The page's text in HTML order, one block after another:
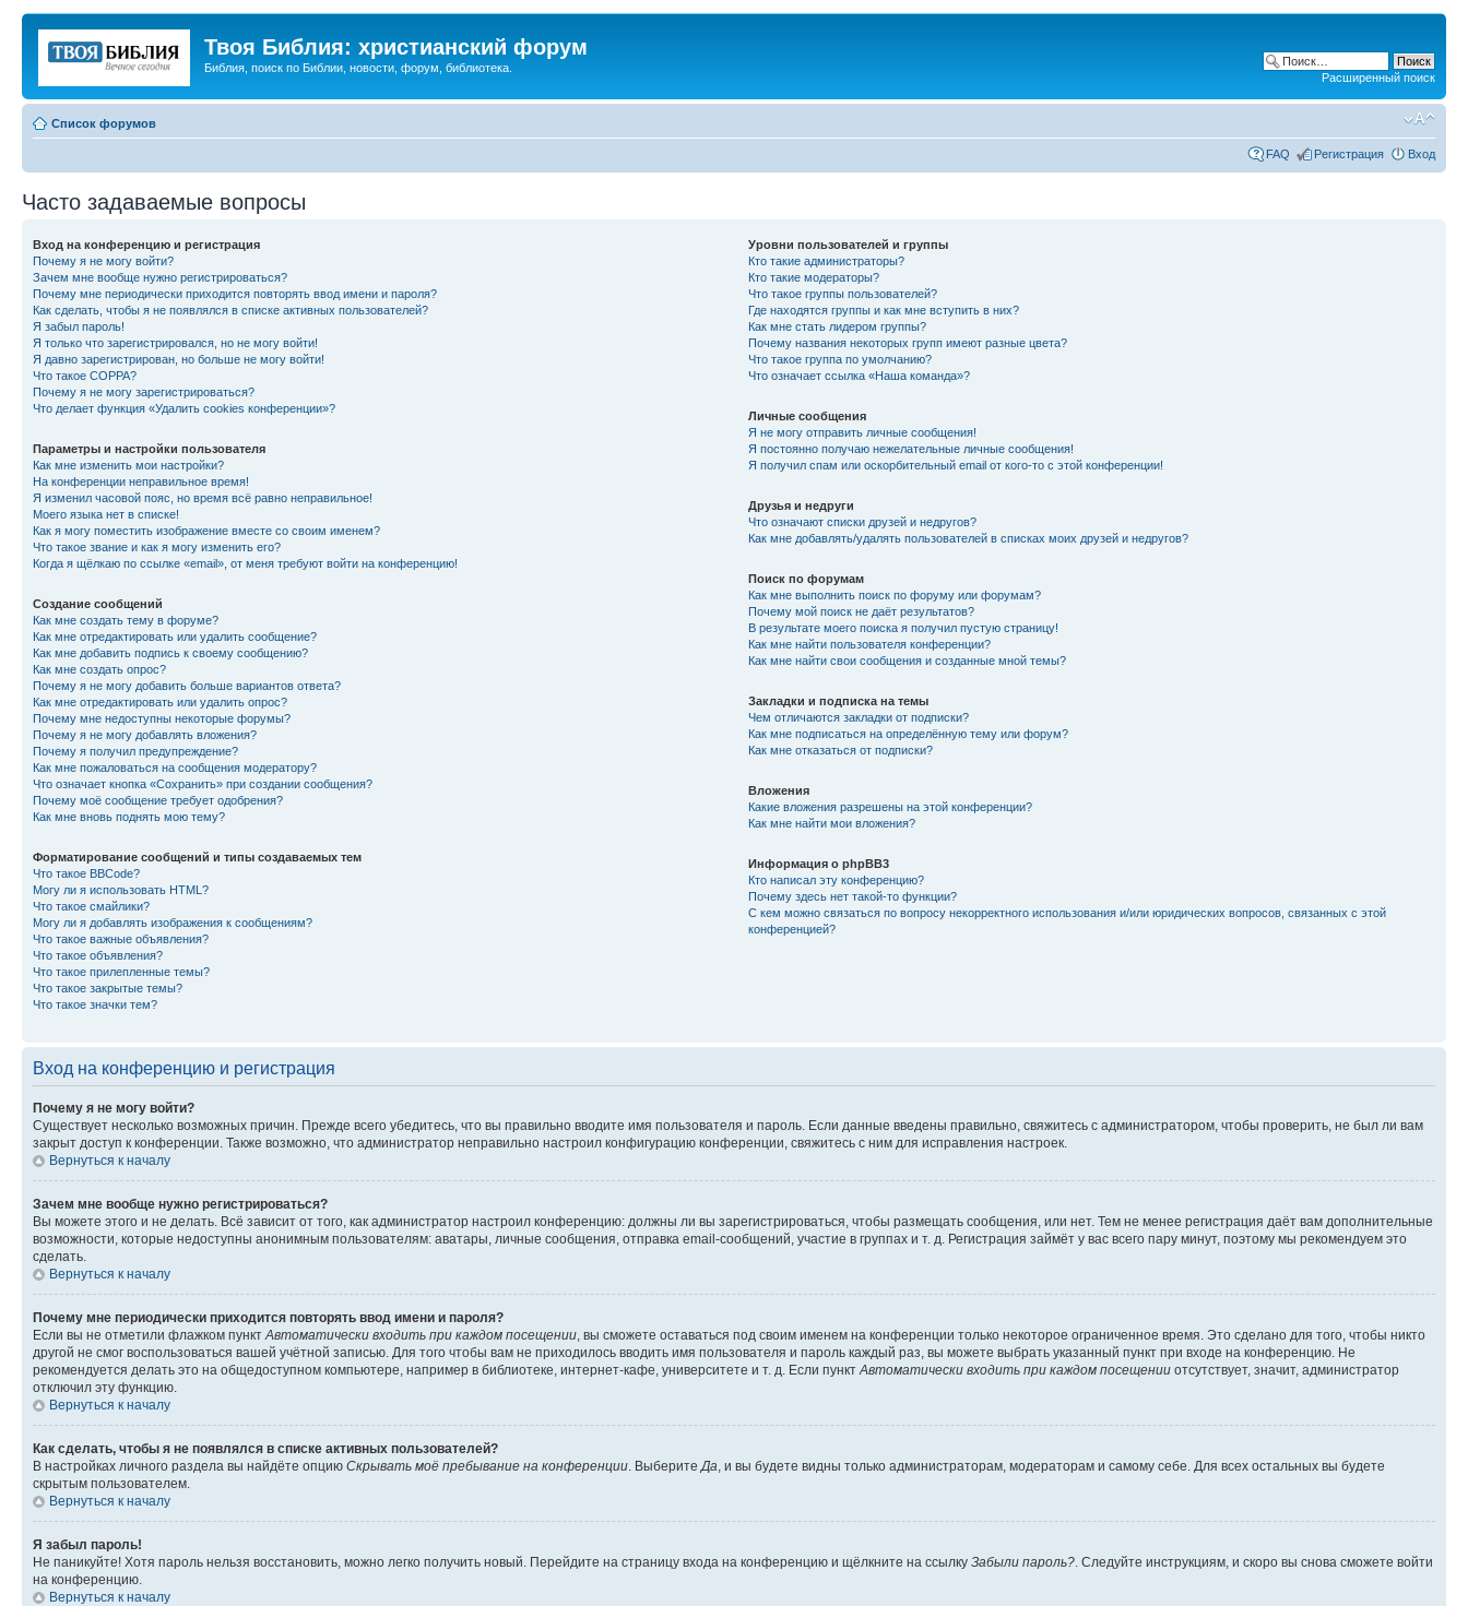
Твоя Библия: христианский форум
Библия, поиск по Библии, новости, форум, библиотека.
Расширенный поиск
Список форумов
FAQ Регистрация Вход
Часто задаваемые вопросы
Вход на конференцию и регистрация
Почему я не могу войти?
Зачем мне вообще нужно регистрироваться?
Почему мне периодически приходится повторять ввод имени и пароля?
Как сделать, чтобы я не появлялся в списке активных пользователей?
Я забыл пароль!
Я только что зарегистрировался, но не могу войти!
Я давно зарегистрирован, но больше не могу войти!
Что такое COPPA?
Почему я не могу зарегистрироваться?
Что делает функция «Удалить cookies конференции»?
Параметры и настройки пользователя
Как мне изменить мои настройки?
На конференции неправильное время!
Я изменил часовой пояс, но время всё равно неправильное!
Моего языка нет в списке!
Как я могу поместить изображение вместе со своим именем?
Что такое звание и как я могу изменить его?
Когда я щёлкаю по ссылке «email», от меня требуют войти на конференцию!
Создание сообщений
Как мне создать тему в форуме?
Как мне отредактировать или удалить сообщение?
Как мне добавить подпись к своему сообщению?
Как мне создать опрос?
Почему я не могу добавить больше вариантов ответа?
Как мне отредактировать или удалить опрос?
Почему мне недоступны некоторые форумы?
Почему я не могу добавлять вложения?
Почему я получил предупреждение?
Как мне пожаловаться на сообщения модератору?
Что означает кнопка «Сохранить» при создании сообщения?
Почему моё сообщение требует одобрения?
Как мне вновь поднять мою тему?
Форматирование сообщений и типы создаваемых тем
Что такое BBCode?
Могу ли я использовать HTML?
Что такое смайлики?
Могу ли я добавлять изображения к сообщениям?
Что такое важные объявления?
Что такое объявления?
Что такое прилепленные темы?
Что такое закрытые темы?
Что такое значки тем?
Уровни пользователей и группы
Кто такие администраторы?
Кто такие модераторы?
Что такое группы пользователей?
Где находятся группы и как мне вступить в них?
Как мне стать лидером группы?
Почему названия некоторых групп имеют разные цвета?
Что такое группа по умолчанию?
Что означает ссылка «Наша команда»?
Личные сообщения
Я не могу отправить личные сообщения!
Я постоянно получаю нежелательные личные сообщения!
Я получил спам или оскорбительный email от кого-то с этой конференции!
Друзья и недруги
Что означают списки друзей и недругов?
Как мне добавлять/удалять пользователей в списках моих друзей и недругов?
Поиск по форумам
Как мне выполнить поиск по форуму или форумам?
Почему мой поиск не даёт результатов?
В результате моего поиска я получил пустую страницу!
Как мне найти пользователя конференции?
Как мне найти свои сообщения и созданные мной темы?
Закладки и подписка на темы
Чем отличаются закладки от подписки?
Как мне подписаться на определённую тему или форум?
Как мне отказаться от подписки?
Вложения
Какие вложения разрешены на этой конференции?
Как мне найти мои вложения?
Информация о phpBB3
Кто написал эту конференцию?
Почему здесь нет такой-то функции?
С кем можно связаться по вопросу некорректного использования и/или юридических вопросов, связанных с этой
конференцией?
Вход на конференцию и регистрация
Почему я не могу войти?
Существует несколько возможных причин. Прежде всего убедитесь, что вы правильно вводите имя пользователя и пароль. Если данные введены правильно, свяжитесь с администратором, чтобы проверить, не был ли вам
закрыт доступ к конференции. Также возможно, что администратор неправильно настроил конфигурацию конференции, свяжитесь с ним для исправления настроек.
Вернуться к началу
Зачем мне вообще нужно регистрироваться?
Вы можете этого и не делать. Всё зависит от того, как администратор настроил конференцию: должны ли вы зарегистрироваться, чтобы размещать сообщения, или нет. Тем не менее регистрация даёт вам дополнительные
возможности, которые недоступны анонимным пользователям: аватары, личные сообщения, отправка email-сообщений, участие в группах и т. д. Регистрация займёт у вас всего пару минут, поэтому мы рекомендуем это
сделать.
Вернуться к началу
Почему мне периодически приходится повторять ввод имени и пароля?
Если вы не отметили флажком пункт Автоматически входить при каждом посещении , вы сможете оставаться под своим именем на конференции только некоторое ограниченное время. Это сделано для того, чтобы никто
другой не смог воспользоваться вашей учётной записью. Для того чтобы вам не приходилось вводить имя пользователя и пароль каждый раз, вы можете выбрать указанный пункт при входе на конференцию. Не
рекомендуется делать это на общедоступном компьютере, например в библиотеке, интернет-кафе, университете и т. д. Если пункт Автоматически входить при каждом посещении отсутствует, значит, администратор
отключил эту функцию.
Вернуться к началу
Как сделать, чтобы я не появлялся в списке активных пользователей?
В настройках личного раздела вы найдёте опцию Скрывать моё пребывание на конференции . Выберите Да , и вы будете видны только администраторам, модераторам и самому себе. Для всех остальных вы будете
скрытым пользователем.
Вернуться к началу
Я забыл пароль!
Не паникуйте! Хотя пароль нельзя восстановить, можно легко получить новый. Перейдите на страницу входа на конференцию и щёлкните на ссылку Забыли пароль? . Следуйте инструкциям, и скоро вы снова сможете войти
на конференцию.
Вернуться к началу